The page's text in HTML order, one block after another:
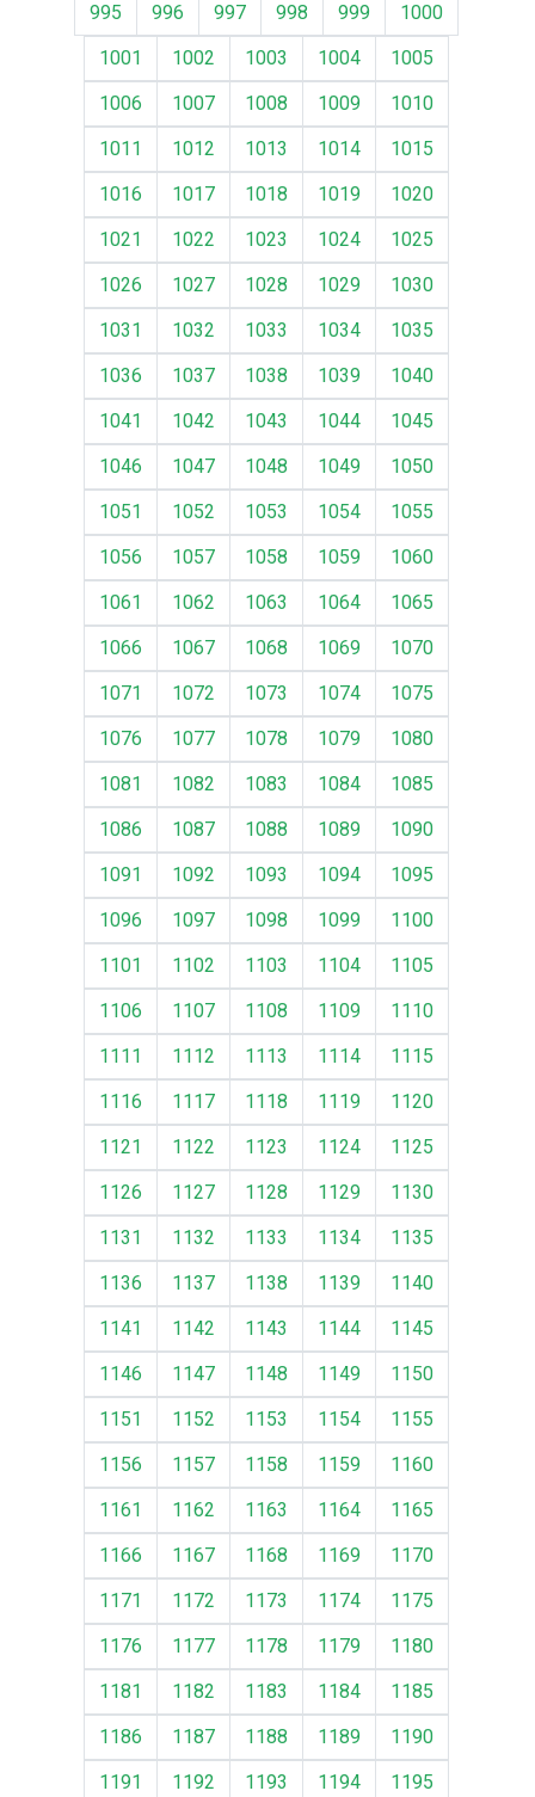
995
996 997 998 999
1000
1001
1002 1003 1004
1005
1006
1007 1008 1009
1010
1011
1012 1013 1014
1015
1016
1017 1018 1019
1020
1021
1022 1023 1024
1025
1026
1027 1028 1029
1030
1031
1032 1033 1034
1035
1036
1037 1038 1039
1040
1041
1042 1043 1044
1045
1046
1047 1048 1049
1050
1051
1052 1053 1054
1055
1056
1057 1058 1059
1060
1061
1062 1063 1064
1065
1066
1067 1068 1069
1070
1071
1072 1073 1074
1075
1076
1077 1078 1079
1080
1081
1082 1083 1084
1085
1086
1087 1088 1089
1090
1091
1092 1093 1094
1095
1096
1097 1098 1099
1100
1101
1102 1103 1104
1105
1106
1107 1108 1109
1110
1111
1112 1113 1114
1115
1116
1117 1118 1119
1120
1121
1122 1123 1124
1125
1126
1127 1128 1129
1130
1131
1132 1133 1134
1135
1136
1137 1138 1139
1140
1141
1142 1143 1144
1145
1146
1147 1148 1149
1150
1151
1152 1153 1154
1155
1156
1157 1158 1159
1160
1161
1162 1163 1164
1165
1166
1167 1168 1169
1170
1171
1172 1173 1174
1175
1176
1177 1178 1179
1180
1181
1182 1183 1184
1185
1186
1187 1188 1189
1190
1191
1192 1193 1194 1195